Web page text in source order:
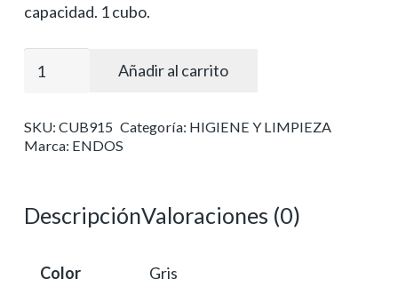
capacidad. 1 cubo.
l
y
Añadir al carrito
SKU: CUB915 Categoría: HIGIENE Y LIMPIEZA
Marca: ENDOS
DescripciónValoraciones (0)
Color Gris